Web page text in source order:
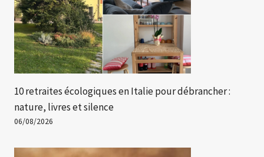
10 retraites écologiques en Italie pour débrancher :
nature, livres et silence
06/08/2026